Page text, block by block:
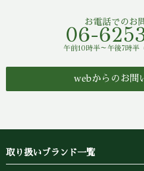
お電話でのお
06-
午前10時半～午後7時半
webからのお問
取り扱いブランド一覧